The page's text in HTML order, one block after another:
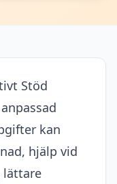
Stöd
kan
hjälp vid
lättare